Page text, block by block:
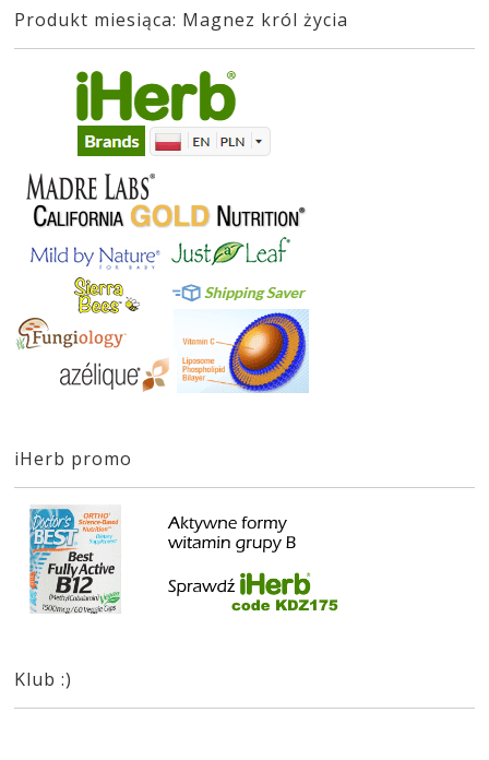
Produkt miesiąca: Magnez król życia
iHerb promo
Klub :)